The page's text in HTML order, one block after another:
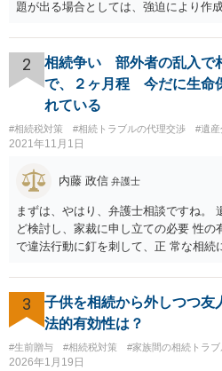
題が出る場合としては、強迫により作
すが、弁護士に作成を依頼する場合は
ースが多いと思います。 報酬体系は
律の基準はありません。
2
相続争い 部外者の乱入で
で、２ヶ月程 今だに生命
れている
#相続税対策 #相続トラブルの代理交渉 #遺産
2021年11月1日
内藤 政信 弁護士
まずは、やはり、弁護士相談ですね。
ど検討し、家裁に申し立ての必要 性
で違法行動に釘を刺して、正 常な相続
の際に3年以内に分割協議の上、修正
とになります。 税務署も、およその
ら、遺産の 情報を得ることもあります。
3
子供を相続から外しつつ友
法的有効性は？
#生前贈与 #相続税対策 #家族間の相続トラブ
2026年1月19日